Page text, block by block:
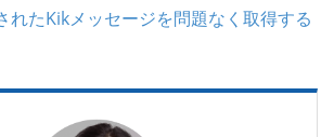
たKikメッセージを問題なく取得する